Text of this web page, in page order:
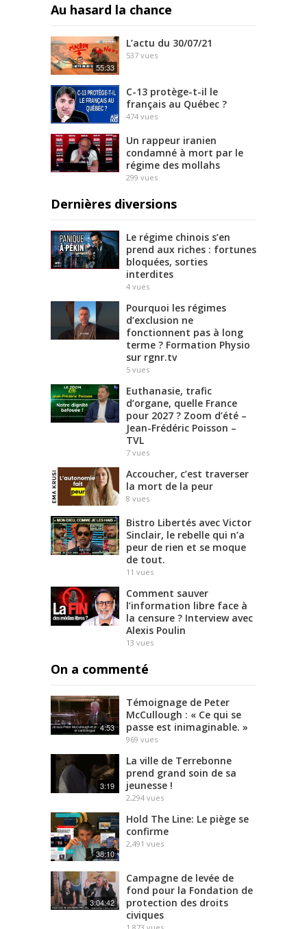
Au hasard la chance
55:33
L’actu du 30/07/21
537 vues
C-13 protège-t-il le
français au Québec ?
474 vues
Un rappeur iranien
condamné à mort par le
régime des mollahs
299 vues
Dernières diversions
Le régime chinois s’en
prend aux riches : fortunes
bloquées, sorties
interdites
4 vues
Pourquoi les régimes
d’exclusion ne
fonctionnent pas à long
terme ? Formation Physio
sur rgnr.tv
5 vues
Euthanasie, trafic
d’organe, quelle France
pour 2027 ? Zoom d’été –
Jean-Frédéric Poisson –
TVL
7 vues
Accoucher, c’est traverser
la mort de la peur
8 vues
Bistro Libertés avec Victor
Sinclair, le rebelle qui n’a
peur de rien et se moque
de tout.
11 vues
Comment sauver
l’information libre face à
la censure ? Interview avec
Alexis Poulin
13 vues
On a commenté
4:53
Témoignage de Peter
McCullough : « Ce qui se
passe est inimaginable. »
969 vues
3:19
La ville de Terrebonne
prend grand soin de sa
jeunesse !
2,294 vues
38:10
Hold The Line: Le piège se
confirme
2,491 vues
3:04:42
Campagne de levée de
fond pour la Fondation de
protection des droits
civiques